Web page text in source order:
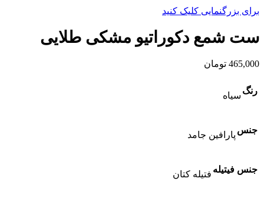
برای بزرگنمایی کلیک کنید
ست شمع دکوراتیو مشکی طلایی
465,000 تومان
رنگ سیاه
جنس پارافین جامد
جنس فیتیله فتیله کتان